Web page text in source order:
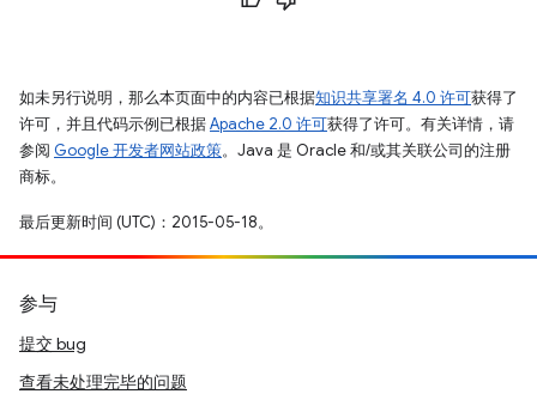
如未另行说明，那么本页面中的内容已根据知识共享署名 4.0 许可获得了
许可，并且代码示例已根据Apache 2.0 许可获得了许可。有关详情，请
参阅 Google 开发者网站政策。Java 是 Oracle 和/或其关联公司的注册
商标。
最后更新时间 (UTC)：2015-05-18。
参与
提交 bug
查看未处理完毕的问题